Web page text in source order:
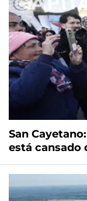
San
está cansado